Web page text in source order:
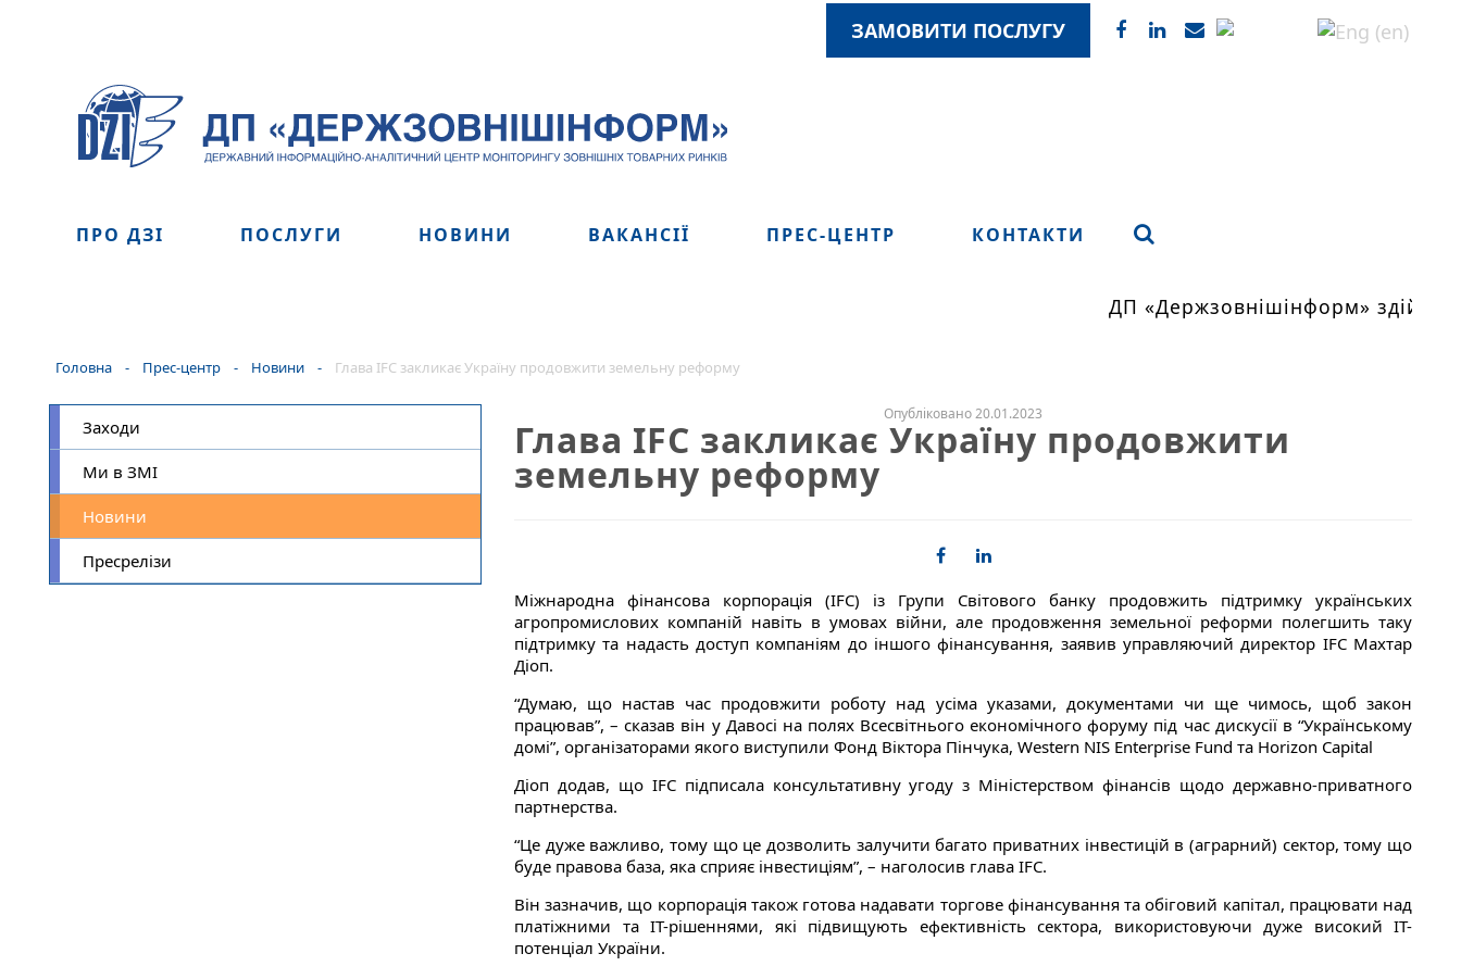
ЗАМОВИТИ ПОСЛУГУ
ПРО ДЗІ ПОСЛУГИ НОВИНИ ВАКАНСІЇ ПРЕС-ЦЕНТР КОНТАКТИ
ДП «Держзовнішінформ»
Головна - Прес-центр - Новини - Глава IFC закликає Україну продовжити земельну реформу
Заходи
Ми в ЗМІ
Новини
Пресрелізи
Опубліковано 20.01.2023
Глава IFC закликає Україну продовжити
земельну реформу
Міжнародна фінансова корпорація (IFC) із Групи Світового банку продовжить підтримку українських
агропромислових компаній навіть в умовах війни, але продовження земельної реформи полегшить таку
підтримку та надасть доступ компаніям до іншого фінансування, заявив управляючий директор IFC Махтар
Діоп.
“Думаю, що настав час продовжити роботу над усіма указами, документами чи ще чимось, щоб закон
працював”, – сказав він у Давосі на полях Всесвітнього економічного форуму під час дискусії в “Українському
домі”, організаторами якого виступили Фонд Віктора Пінчука, Western NIS Enterprise Fund та Horizon Capital
Діоп додав, що IFC підписала консультативну угоду з Міністерством фінансів щодо державно-приватного
партнерства.
“Це дуже важливо, тому що це дозволить залучити багато приватних інвестицій в (аграрний) сектор, тому що
буде правова база, яка сприяє інвестиціям”, – наголосив глава IFC.
Він зазначив, що корпорація також готова надавати торгове фінансування та обіговий капітал, працювати над
платіжними та IT-рішеннями, які підвищують ефективність сектора, використовуючи дуже високий ІТ-
потенціал України.